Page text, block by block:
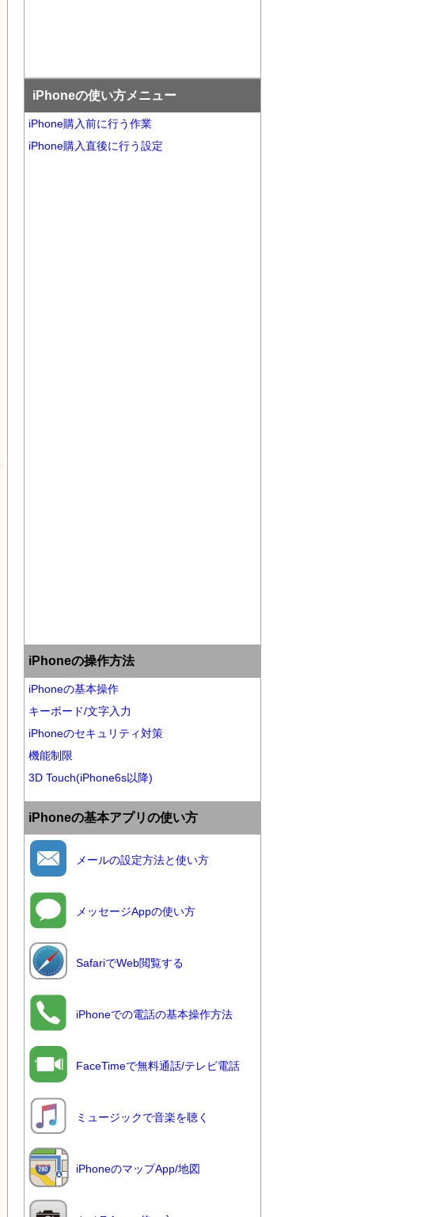
iPhoneの使い方メニュー
iPhone購入前に行う作業
iPhone購入直後に行う設定
iPhoneの操作方法
iPhoneの基本操作
キーボード/文字入力
iPhoneのセキュリティ対策
機能制限
3D Touch(iPhone6s以降)
iPhoneの基本アプリの使い方
メールの設定方法と使い方
メッセージAppの使い方
SafariでWeb閲覧する
iPhoneでの電話の基本操作方法
FaceTimeで無料通話/テレビ電話
ミュージックで音楽を聴く
iPhoneのマップApp/地図